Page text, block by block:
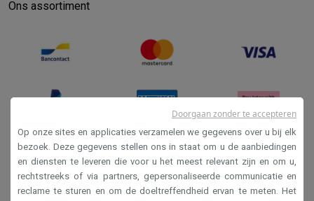
Ons assortiment
Verkoopsvoorwaarden
Privacy
Op onze sites en applicaties verzamelen we gegevens over u bij elk
bezoek. Deze gegevens stellen ons in staat om u de aanbiedingen
en diensten te leveren die voor u het meest relevant zijn en om u,
rechtstreeks of via partners, gepersonaliseerde communicatie en
reclame te sturen en om de doeltreffendheid ervan te meten. Het
Doorgaan zonder te accepteren